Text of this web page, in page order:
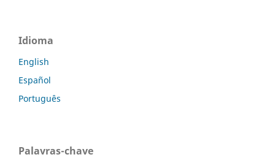
Idioma
English
Español
Português
Palavras-chave